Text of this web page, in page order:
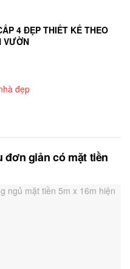
4 ĐẸP THIẾT KẾ THEO
VƯỜN
đơn giản có mặt tiền